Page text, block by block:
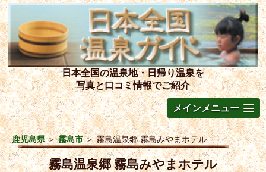
日本全国の温泉地・日帰り温泉を
写真と口コミ情報でご紹介
メインメニュー
鹿児島県＞霧島市＞霧島温泉郷 霧島みやまホテル
霧島温泉郷 霧島みやまホテル